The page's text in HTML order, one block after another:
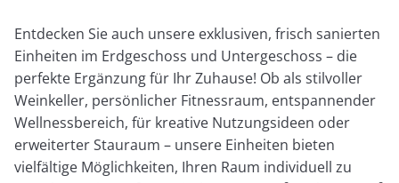
Entdecken Sie auch unsere exklusiven, frisch sanierten
Einheiten im Erdgeschoss und Untergeschoss – die
perfekte Ergänzung für Ihr Zuhause! Ob als stilvoller
Weinkeller, persönlicher Fitnessraum, entspannender
Wellnessbereich, für kreative Nutzungsideen oder
erweiterter Stauraum – unsere Einheiten bieten
vielfältige Möglichkeiten, Ihren Raum individuell zu